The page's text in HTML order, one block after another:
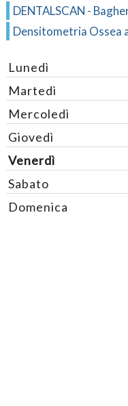
DENTALSCAN -
Densitometria Ossea
Lunedì
Martedì
Mercoledì
Giovedì
Venerdì
Sabato
Domenica